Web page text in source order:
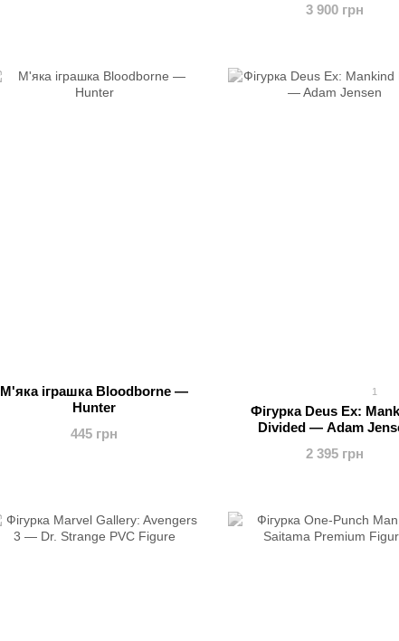
3 900 грн
М'яка іграшка Bloodborne —
Hunter
445 грн
1
Фігурка Deus Ex:
Divided — Adam
2 395 грн